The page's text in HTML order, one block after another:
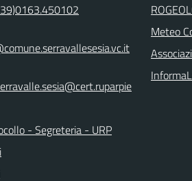
- Segreteria - URP
Meteo